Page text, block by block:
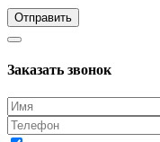
Отправить
Заказать звонок